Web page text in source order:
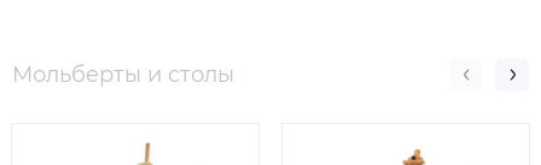
Мольберты и столы